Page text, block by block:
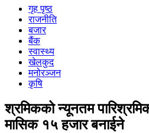
गृह पृष्ठ
राजनीति
बजार
बैंक
स्वास्थ्य
खेलकुद
मनोरञ्जन
कृषि
श्रमिकको न्यूनतम
मासिक १५ हजार बनाईने